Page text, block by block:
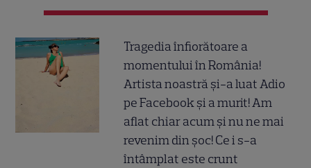
Tragedia înfiorătoare a
momentului în România!
Artista noastră și-a luat Adio
pe Facebook și a murit! Am
aflat chiar acum și nu ne mai
revenim din șoc! Ce i s-a
întâmplat este crunt